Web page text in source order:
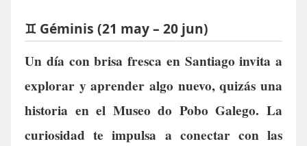
♊ Géminis (21 may – 20 jun)
Un día con brisa fresca en Santiago invita a
explorar y aprender algo nuevo, quizás una
historia en el Museo do Pobo Galego. La
curiosidad te impulsa a conectar con las